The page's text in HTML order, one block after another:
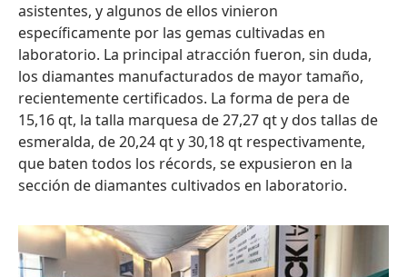
asistentes, y algunos de ellos vinieron
específicamente por las gemas cultivadas en
laboratorio. La principal atracción fueron, sin duda,
los diamantes manufacturados de mayor tamaño,
recientemente certificados. La forma de pera de
15,16 qt, la talla marquesa de 27,27 qt y dos tallas de
esmeralda, de 20,24 qt y 30,18 qt respectivamente,
que baten todos los récords, se expusieron en la
sección de diamantes cultivados en laboratorio.